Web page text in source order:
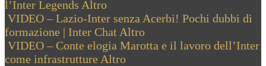
l’Inter Legends Altro
VIDEO – Lazio-Inter senza Acerbi! Pochi dubbi di
formazione | Inter Chat Altro
VIDEO – Conte elogia Marotta e il lavoro dell’Inter
come infrastrutture Altro